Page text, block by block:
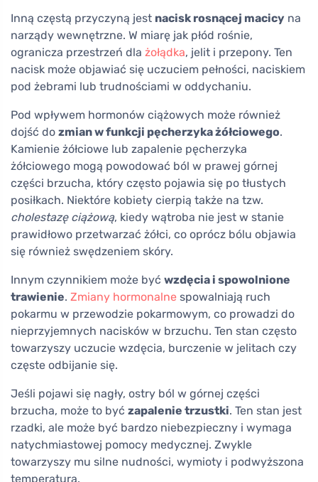
Inną częstą przyczyną jest nacisk rosnącej macicy na
narządy wewnętrzne. W miarę jak płód rośnie,
ogranicza przestrzeń dla żołądka, jelit i przepony. Ten
nacisk może objawiać się uczuciem pełności, naciskiem
pod żebrami lub trudnościami w oddychaniu.
Pod wpływem hormonów ciążowych może również
dojść do zmian w funkcji pęcherzyka żółciowego.
Kamienie żółciowe lub zapalenie pęcherzyka
żółciowego mogą powodować ból w prawej górnej
części brzucha, który często pojawia się po tłustych
posiłkach. Niektóre kobiety cierpią także na tzw.
cholestazę ciążową, kiedy wątroba nie jest w stanie
prawidłowo przetwarzać żółci, co oprócz bólu objawia
się również swędzeniem skóry.
Innym czynnikiem może być wzdęcia i spowolnione
trawienie. Zmiany hormonalne spowalniają ruch
pokarmu w przewodzie pokarmowym, co prowadzi do
nieprzyjemnych nacisków w brzuchu. Ten stan często
towarzyszy uczucie wzdęcia, burczenie w jelitach czy
częste odbijanie się.
Jeśli pojawi się nagły, ostry ból w górnej części
brzucha, może to być zapalenie trzustki. Ten stan jest
rzadki, ale może być bardzo niebezpieczny i wymaga
natychmiastowej pomocy medycznej. Zwykle
towarzyszy mu silne nudności, wymioty i podwyższona
temperatura.